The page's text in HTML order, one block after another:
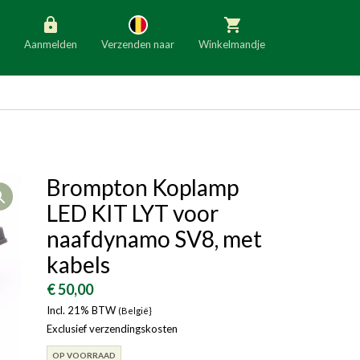
Aanmelden Verzenden naar
Slovenië Italië
Denemarken Finland
Bulgarije
Winkelmandje
Open
Brompton Koplamp
LED KIT LYT voor
naafdynamo SV8, met
kabels
€ 50,00
Incl. 21% BTW (België}
Exclusief verzendingskosten
OP VOORRAAD